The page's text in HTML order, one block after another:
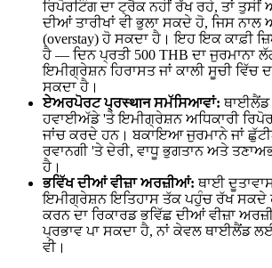
ਰਿਪੋਰਟਿੰਗ ਦਾ ਟ੍ਰੈਕ ਨਹੀਂ ਰੱਖ ਰਹੇ, ਤਾਂ
ਦੀਆਂ ਤਾਰੀਖਾਂ ਵੀ ਭੁਲਾ ਸਕਦੇ ਹੋ, ਜਿਸ ਨਾਲ
(overstay) ਹੋ ਸਕਦਾ ਹੈ। ਇਹ ਇਕ ਕਾਫ਼ੀ
ਹੈ — ਦਿਨ ਪ੍ਰਤੀ 500 THB ਦਾ ਜੁਰਮਾਨਾ
ਇਮੀਗ੍ਰੇਸ਼ਨ ਹਿਰਾਸਤ ਜਾਂ ਕਾਲੀ ਸੂਚੀ ਵਿੱਚ
ਸਕਦਾ ਹੈ।
ਏਅਰਪੋਰਟ ਪ੍ਰस्थान ਸਮੱਸਿਆਵਾਂ: ਥਾਈਲੈਂਡ
ਹਵਾਈਅੱਡੇ 'ਤੇ ਇਮੀਗ੍ਰੇਸ਼ਨ ਅਧਿਕਾਰੀ
ਜਾਂਚ ਕਰਦੇ ਹਨ। ਬਕਾਇਆ ਜੁਰਮਾਨੇ ਜਾਂ
ਰਵਾਨਗੀ 'ਤੇ ਦੇਰੀ, ਵਾਧੂ ਭੁਗਤਾਨ ਅਤੇ
ਹੈ।
ਭਵਿੱਖ ਦੀਆਂ ਵੀਜ਼ਾ ਅਰਜ਼ੀਆਂ: ਥਾਈ
ਇਮੀਗ੍ਰੇਸ਼ਨ ਇਤਿਹਾਸ ਤੱਕ ਪਹੁੰਚ ਰੱਖ ਸਕਦੇ
ਕਰਨ ਦਾ ਰਿਕਾਰਡ ਭਵਿੱਛ ਦੀਆਂ ਵੀਜ਼ਾ
ਪ੍ਰਭਾਵ ਪਾ ਸਕਦਾ ਹੈ, ਨਾਂ ਕੇਵਲ ਥਾਈਲੈਂਡ
ਵੀ।